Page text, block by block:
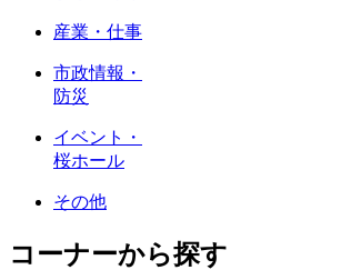
産業・仕事
市政情報・
防災
イベント・
桜ホール
その他
コーナーから探す